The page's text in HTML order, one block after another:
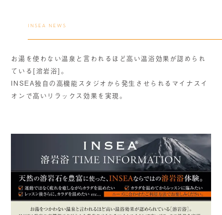
INSEA NEWS
お湯を使わない温泉と言われるほど高い温浴効果が認められ
ている[溶岩浴]。
INSEA独自の高機能スタジオから発生させられるマイナスイ
オンで高いリラックス効果を実現。